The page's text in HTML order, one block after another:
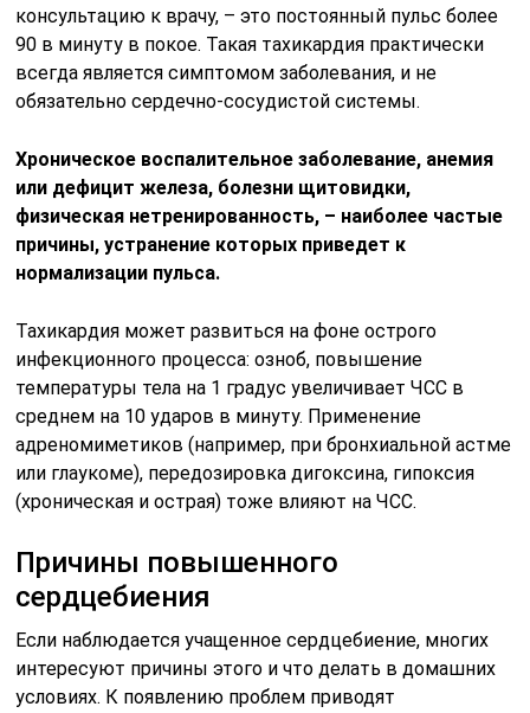
консультацию к врачу, – это постоянный пульс более
90 в минуту в покое. Такая тахикардия практически
всегда является симптомом заболевания, и не
обязательно сердечно-сосудистой системы.
Хроническое воспалительное заболевание, анемия
или дефицит железа, болезни щитовидки,
физическая нетренированность, – наиболее частые
причины, устранение которых приведет к
нормализации пульса.
Тахикардия может развиться на фоне острого
инфекционного процесса: озноб, повышение
температуры тела на 1 градус увеличивает ЧСС в
среднем на 10 ударов в минуту. Применение
адреномиметиков (например, при бронхиальной астме
или глаукоме), передозировка дигоксина, гипоксия
(хроническая и острая) тоже влияют на ЧСС.
Причины повышенного
сердцебиения
Если наблюдается учащенное сердцебиение, многих
интересуют причины этого и что делать в домашних
условиях. К появлению проблем приводят